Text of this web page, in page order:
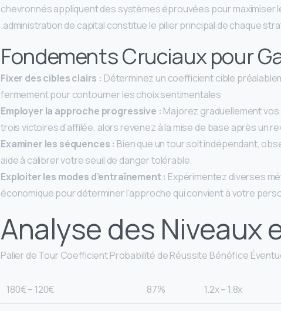
chevronnés appliquent des systèmes éprouvées pour maximiser
administration de capital constitue le pilier principal de chaque
Fondements Cruciaux pour
Fixer des cibles clairs : Déterminez un coefficient cible
fermement pour contourner les choix sentimentales
Employer la approche progressive : Majorez graduellement
trois victoires d’affilée, alors revenez à la mise de base après un
Examiner les séquences : Bien que un tour soit indépendant,
aide à calibrer votre seuil de danger tolérable
Exploiter les modes d’entraînement : Expérimentez diverses
économique pour déterminer l’approche qui convient à votre
Analyse des Niveaux
Palier de Tour Coefficient Probabilité de Réussite Bénéfice
1.2x – 1.8x
87%
120€ – 180€